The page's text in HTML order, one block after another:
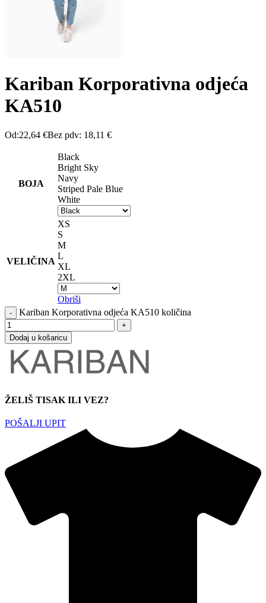
Kariban Korporativna odjeća
KA510
Od:22,64 €Bez pdv: 18,11 €
BOJA
Black
Bright Sky
Navy
Striped Pale Blue
White
VELIČINA
XS
S
M
L
XL
2XL
Obriši
Kariban Korporativna odjeća KA510 količina
Dodaj u košaricu
ŽELIŠ TISAK ILI VEZ?
POŠALJI UPIT